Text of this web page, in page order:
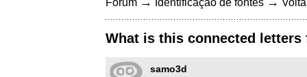
Fórum Identificação de fontes
What is this connected letters
samo3d